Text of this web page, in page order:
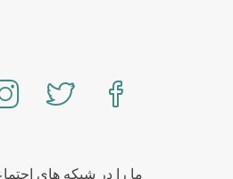
ما را در شبکه های